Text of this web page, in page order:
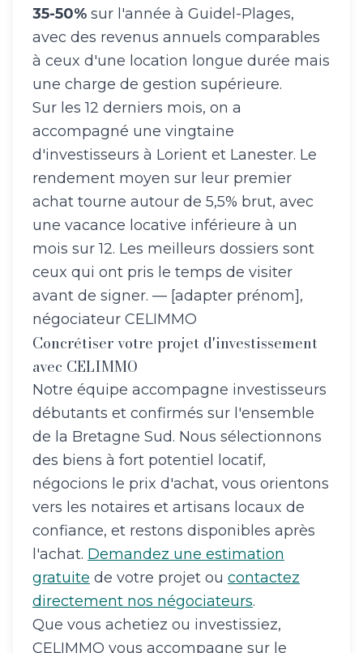
35-50% sur l'année à Guidel-Plages,
avec des revenus annuels comparables
à ceux d'une location longue durée mais
une charge de gestion supérieure.
Sur les 12 derniers mois, on a
accompagné une vingtaine
d'investisseurs à Lorient et Lanester. Le
rendement moyen sur leur premier
achat tourne autour de 5,5% brut, avec
une vacance locative inférieure à un
mois sur 12. Les meilleurs dossiers sont
ceux qui ont pris le temps de visiter
avant de signer. — [adapter prénom],
négociateur CELIMMO
Concrétiser votre projet d'investissement
avec CELIMMO
Notre équipe accompagne investisseurs
débutants et confirmés sur l'ensemble
de la Bretagne Sud. Nous sélectionnons
des biens à fort potentiel locatif,
négocions le prix d'achat, vous orientons
vers les notaires et artisans locaux de
confiance, et restons disponibles après
l'achat. Demandez une estimation
gratuite de votre projet ou contactez
directement nos négociateurs.
Que vous achetiez ou investissiez,
CELIMMO vous accompagne sur le